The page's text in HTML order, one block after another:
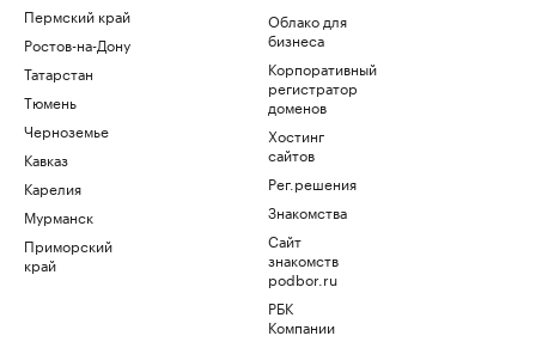
Пермский край
Ростов-на-Дону
Татарстан
Тюмень
Черноземье
Кавказ
Карелия
Мурманск
Приморский
край
Облако для
бизнеса
Корпоративный
регистратор
доменов
Хостинг
сайтов
Рег.решения
Знакомства
Сайт
знакомств
podbor.ru
РБК
Компании